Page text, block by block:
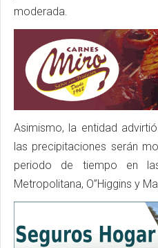
moderada.
Asimismo, la entidad
las precipitaciones serán
periodo de tiempo en
Metropolitana, O”Higgins y